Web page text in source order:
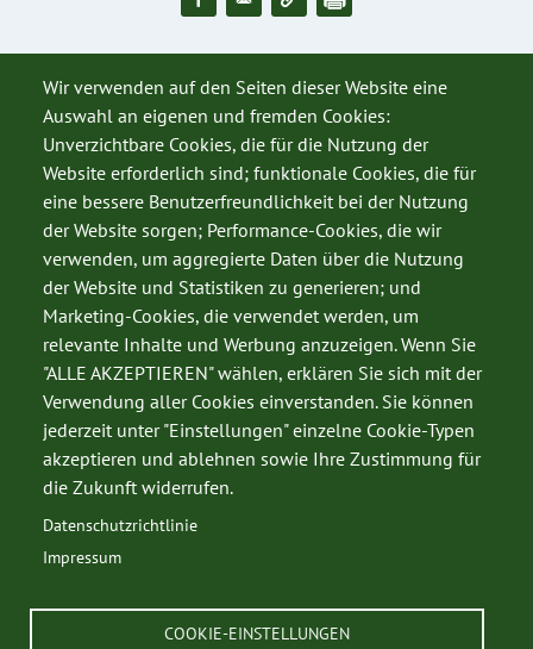
Wir verwenden auf den Seiten dieser Website eine
Auswahl an eigenen und fremden Cookies:
Unverzichtbare Cookies, die für die Nutzung der
Website erforderlich sind; funktionale Cookies, die für
eine bessere Benutzerfreundlichkeit bei der Nutzung
der Website sorgen; Performance-Cookies, die wir
verwenden, um aggregierte Daten über die Nutzung
der Website und Statistiken zu generieren; und
Marketing-Cookies, die verwendet werden, um
relevante Inhalte und Werbung anzuzeigen. Wenn Sie
"ALLE AKZEPTIEREN" wählen, erklären Sie sich mit der
Verwendung aller Cookies einverstanden. Sie können
jederzeit unter "Einstellungen" einzelne Cookie-Typen
akzeptieren und ablehnen sowie Ihre Zustimmung für
die Zukunft widerrufen.
Datenschutzrichtlinie
Impressum
COOKIE-EINSTELLUNGEN
SERVICE
Datenschutz
Impressum
Kontakt
© 2026 Kärntner Jägerschaft